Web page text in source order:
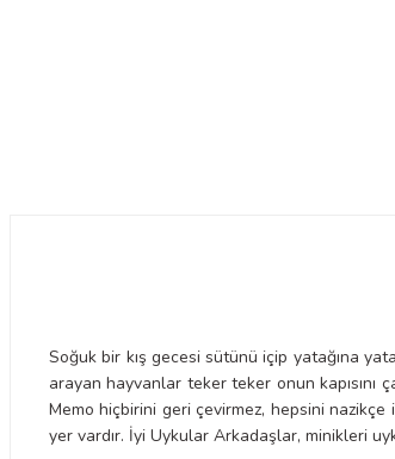
Soğuk bir kış gecesi sütünü içip yatağına
arayan hayvanlar teker teker onun kapısını
Memo hiçbirini geri çevirmez, hepsini
yer vardır. İyi Uykular Arkadaşlar, minikleri